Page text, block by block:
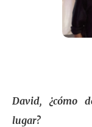
David, ¿cómo
lugar?